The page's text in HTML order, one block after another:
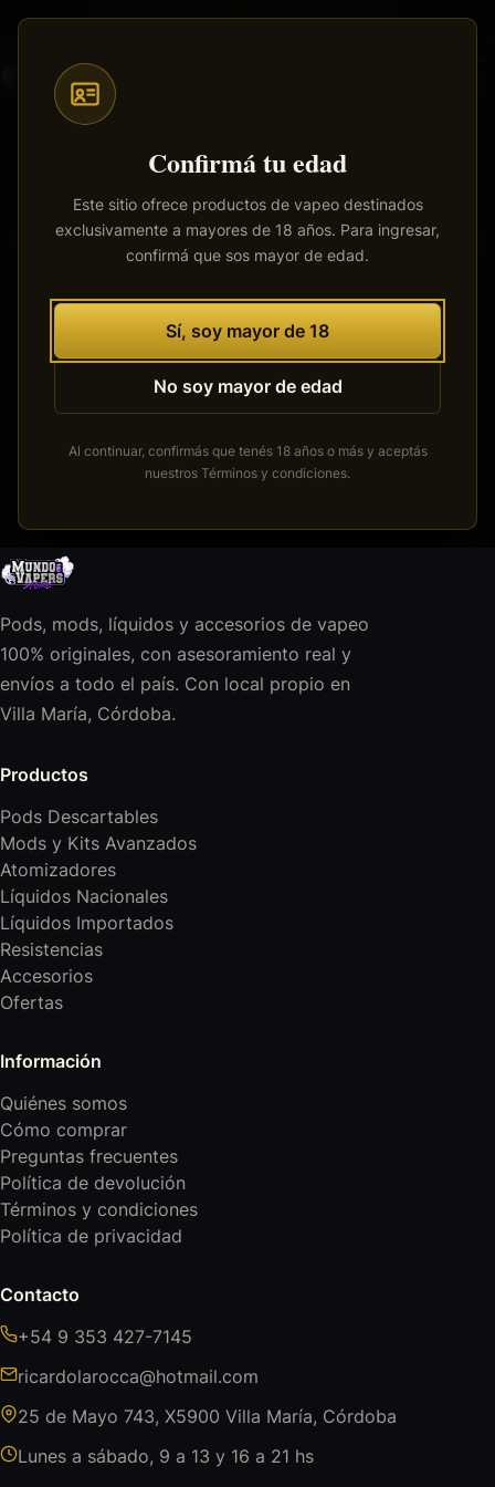
Confirmá tu edad
Este sitio ofrece productos de vapeo destinados
exclusivamente a mayores de 18 años. Para ingresar,
confirmá que sos mayor de edad.
Sí, soy mayor de 18
No soy mayor de edad
Al continuar, confirmás que tenés 18 años o más y aceptás
nuestros Términos y condiciones.
Saltar
contenido
principal
Envíos a todo el país· 100% productos originales
Tenemos grandes proyectos
Se está cocinando algo grande. Nuestra tienda está en
obras y pronto abrirá sus puertas.
Pods, mods, líquidos y accesorios de vapeo
100% originales, con asesoramiento real y
envíos a todo el país. Con local propio en
Villa María, Córdoba.
Productos
Pods Descartables
Mods y Kits Avanzados
Atomizadores
Líquidos Nacionales
Líquidos Importados
Resistencias
Accesorios
Ofertas
Información
Quiénes somos
Cómo comprar
Preguntas frecuentes
Política de devolución
Términos y condiciones
Política de privacidad
Contacto
+54 9 353 427-7145
ricardolarocca@hotmail.com
25 de Mayo 743, X5900 Villa María, Córdoba
Lunes a sábado, 9 a 13 y 16 a 21 hs